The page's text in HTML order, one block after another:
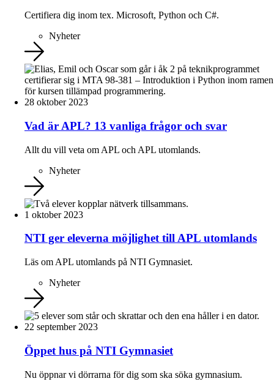
Certifiera dig inom tex. Microsoft, Python och C#.
Nyheter
28 oktober 2023
Vad är APL? 13 vanliga frågor och svar
Allt du vill veta om APL och APL utomlands.
Nyheter
1 oktober 2023
NTI ger eleverna möjlighet till APL utomlands
Läs om APL utomlands på NTI Gymnasiet.
Nyheter
22 september 2023
Öppet hus på NTI Gymnasiet
Nu öppnar vi dörrarna för dig som ska söka gymnasium.